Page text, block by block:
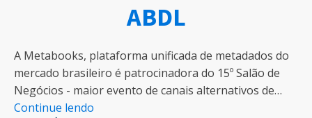
ABDL
A Metabooks, plataforma unificada de metadados do
mercado brasileiro é patrocinadora do 15º Salão de
Negócios - maior evento de canais alternativos de…
Continue lendo